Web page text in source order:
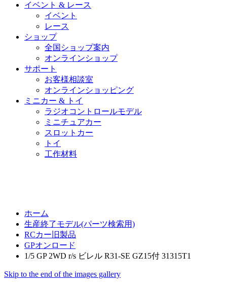
イベント & レース
イベント
レース
ショップ
全国ショップ案内
オンラインショップ
サポート
お客様相談室
オンラインショッピング
ミニカー & トイ
ラジオコントロールモデル
ミニチュアカー
スロットカー
トイ
工作材料
ホーム
生産終了モデル(パーツ検索用)
RCカー旧製品
GPオンロード
1/5 GP 2WD r/s ビレル R31-SE GZ15付 31315T1
Skip to the end of the images gallery